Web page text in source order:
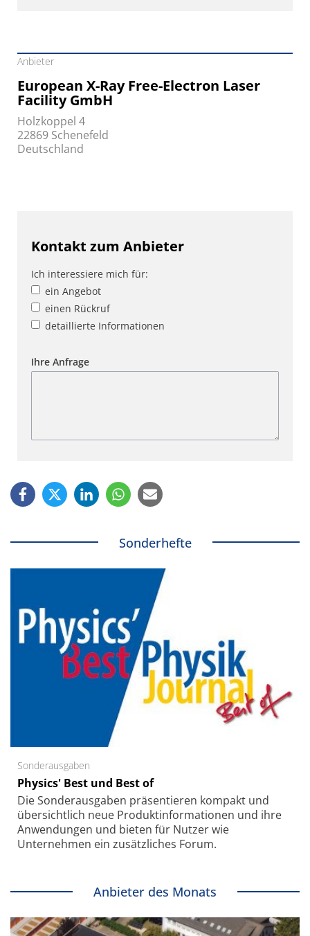
Anbieter
European X-Ray Free-Electron Laser
Facility GmbH
Holzkoppel 4
22869 Schenefeld
Deutschland
Kontakt zum Anbieter
Ich interessiere mich für:
ein Angebot
einen Rückruf
detaillierte Informationen
Ihre Anfrage
Sonderhefte
Sonderausgaben
Physics' Best und Best of
Die Sonder­ausgaben präsentieren kompakt und
übersichtlich neue Produkt­informationen und ihre
Anwendungen und bieten für Nutzer wie
Unternehmen ein zusätzliches Forum.
Anbieter des Monats